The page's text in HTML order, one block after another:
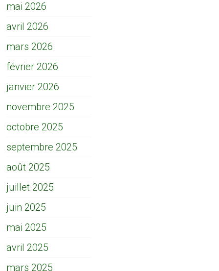
mai 2026
avril 2026
mars 2026
février 2026
janvier 2026
novembre 2025
octobre 2025
septembre 2025
août 2025
juillet 2025
juin 2025
mai 2025
avril 2025
mars 2025